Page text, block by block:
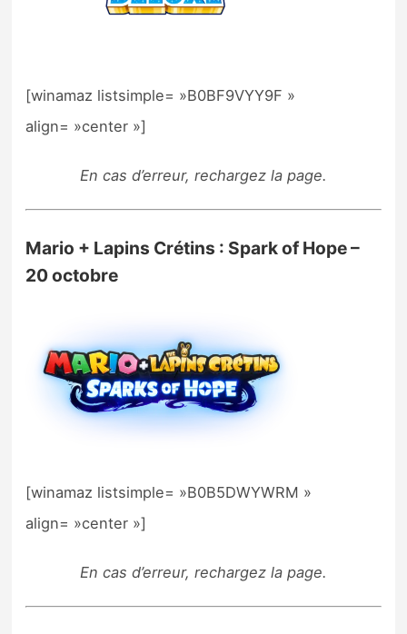
[winamaz listsimple= »B0BF9VYY9F »
align= »center »]
En cas d’erreur, rechargez la page.
Mario + Lapins Crétins : Spark of Hope –
20 octobre
[winamaz listsimple= »B0B5DWYWRM »
align= »center »]
En cas d’erreur, rechargez la page.